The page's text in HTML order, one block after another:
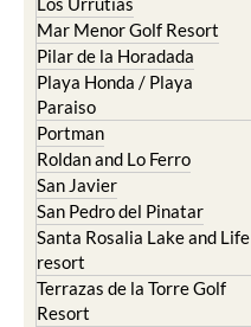
Mar Menor Golf Resort
Pilar de la Horadada
Playa Honda / Playa
Paraiso
Portman
Roldan and Lo Ferro
San Javier
San Pedro del Pinatar
Santa Rosalia Lake and Life
resort
Terrazas de la Torre Golf
Resort